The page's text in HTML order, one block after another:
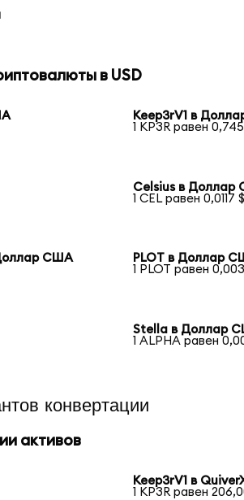
в USD
Keep3rV1 в
1 KP3R равен
Celsius в
1 CEL равен 0,0117 $
США
PLOT в Доллар
1 PLOT равен
Stella в Доллар
1 ALPHA равен
конвертации
активов
Keep3rV1 в
1 KP3R равен